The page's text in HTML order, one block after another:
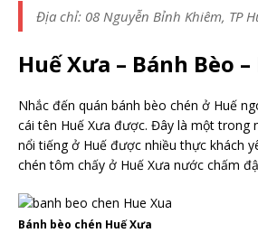
Địa chỉ: 08 Nguyễn Bỉnh Khiêm, TP
Huế Xưa – Bánh Bèo
Nhắc đến quán bánh bèo chén ở Huế
cái tên Huế Xưa được. Đây là một trong
nổi tiếng ở Huế được nhiều thực khách
chén tôm chấy ở Huế Xưa nước chấm
Bánh bèo chén Huế Xưa